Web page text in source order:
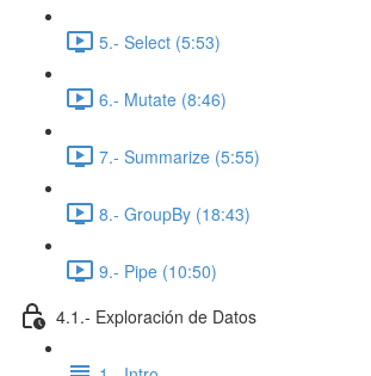
5.- Select (5:53)
6.- Mutate (8:46)
7.- Summarize (5:55)
8.- GroupBy (18:43)
9.- Pipe (10:50)
4.1.- Exploración de Datos